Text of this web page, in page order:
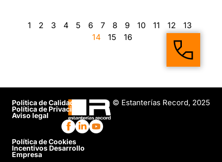
1 2 3 4 5 6 7 8 9 10 11 12
13
14
15 16
Politica de Calidad
Política de Privacidad
Aviso legal
Política de Cookies
Incentivos Desarrollo
Empresa
© Estanterías Record, 2025